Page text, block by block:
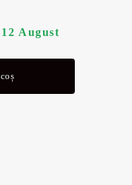
August